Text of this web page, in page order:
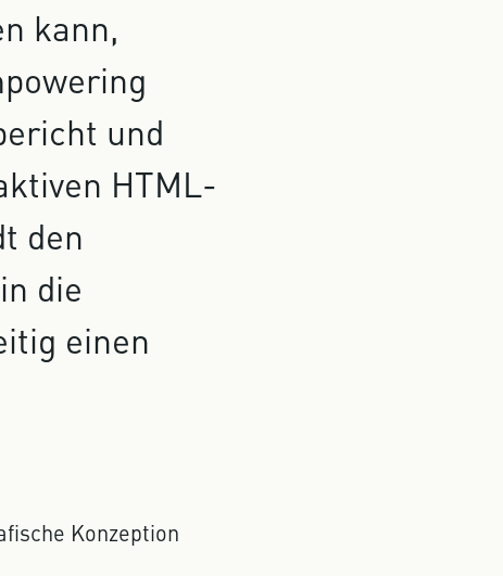
kann,
und
HTML-
den
die
einen
Konzeption